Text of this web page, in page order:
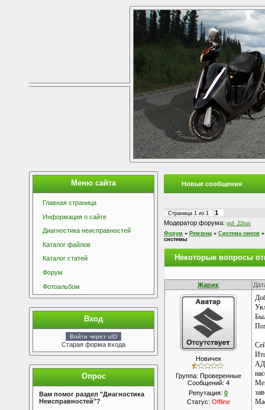
Меню сайта
Главная страница
Информация о сайте
Диагностика неисправностей
Каталог файлов
Каталог статей
Форум
Фотоальбом
Вход
Войти через uID
Старая форма входа
Опрос
Вам помог раздел "Диагностика
Неисправностей"?
Новые сообщения
Страница 1 из 1
1
Модератор форума: guf_22rus
Форум » Ремзона » Система смеси »
системы
Некоторые вопросы
Жарик
Новичек
Группа: Проверенные
Сообщений: 4
Репутация: 0
Статус: Offline